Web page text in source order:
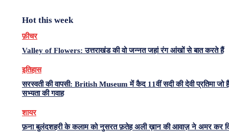
Hot this week
फ़ीचर
Valley of Flowers: उत्तराखंड की वो जन्नत जहां रंग आंखों से बात करते हैं
इतिहास
सरस्वती की वापसी: British Museum में कैद 11वीं सदी की देवी प्रतिमा जो है
सभ्यता की गवाह
शायर
फ़ना बुलंदशहरी के कलाम को नुसरत फ़तेह अली ख़ान की आवाज़ ने अमर कर